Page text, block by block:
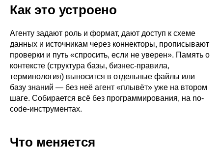
Как это устроено
Агенту задают роль и формат, дают доступ к схеме
данных и источникам через коннекторы, прописывают
проверки и путь «спросить, если не уверен». Память о
контексте (структура базы, бизнес-правила,
терминология) выносится в отдельные файлы или
базу знаний — без неё агент «плывёт» уже на втором
шаге. Собирается всё без программирования, на no-
code-инструментах.
Что меняется